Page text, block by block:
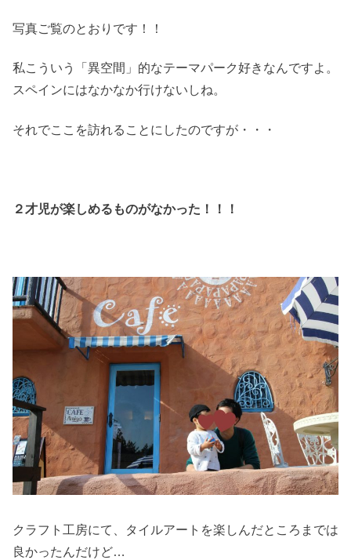
写真ご覧のとおりです！！
私こういう「異空間」的なテーマパーク好きなんですよ。
スペインにはなかなか行けないしね。
それでここを訪れることにしたのですが・・・
２才児が楽しめるものがなかった！！！
クラフト工房にて、タイルアートを楽しんだところまでは
良かったんだけど…